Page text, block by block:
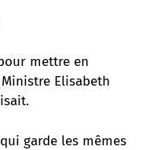
mettre en
Elisabeth
garde les mêmes